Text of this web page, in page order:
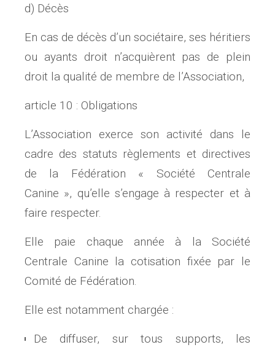
d) Décès
En cas de décès d’un sociétaire, ses héritiers
ou ayants droit n’acquièrent pas de plein
droit la qualité de membre de l’Association,
article 10 : Obligations
L’Association exerce son activité dans le
cadre des statuts règlements et directives
de la Fédération « Société Centrale
Canine », qu’elle s’engage à respecter et à
faire respecter.
Elle paie chaque année à la Société
Centrale Canine la cotisation fixée par le
Comité de Fédération.
Elle est notamment chargée :
De diffuser, sur tous supports, les